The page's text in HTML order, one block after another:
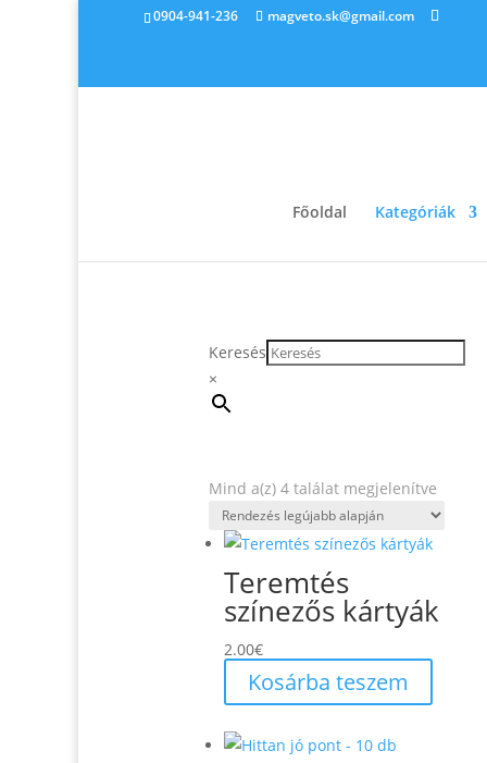
0904-941-236 magveto.sk@gmail.com
Főoldal Kategóriák
Keresés
×
Mind a(z) 4 találat megjelenítve
by
Teremtés
színezős kártyák
2.00€
Kosárba teszem